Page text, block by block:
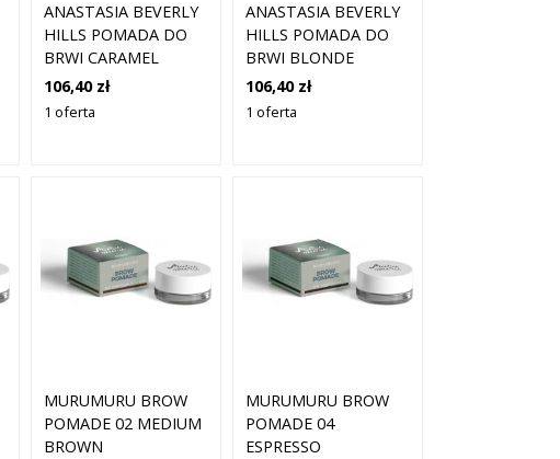
ANASTASIA BEVERLY
HILLS POMADA DO
BRWI CARAMEL
106,40 zł
1 oferta
ANASTASIA BEVERLY
HILLS POMADA DO
BRWI BLONDE
106,40 zł
1 oferta
MURUMURU BROW
POMADE 02 MEDIUM
BROWN
MURUMURU BROW
POMADE 04
ESPRESSO